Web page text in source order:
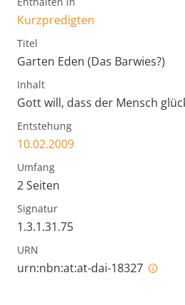
Kurzpredigten
Titel
Garten Eden (Das Barwies?)
Inhalt
Gott will, dass der Mensch
Entstehung
10.02.2009
Umfang
2 Seiten
Signatur
1.3.1.31.75
URN
urn:nbn:at:at-dai-18327